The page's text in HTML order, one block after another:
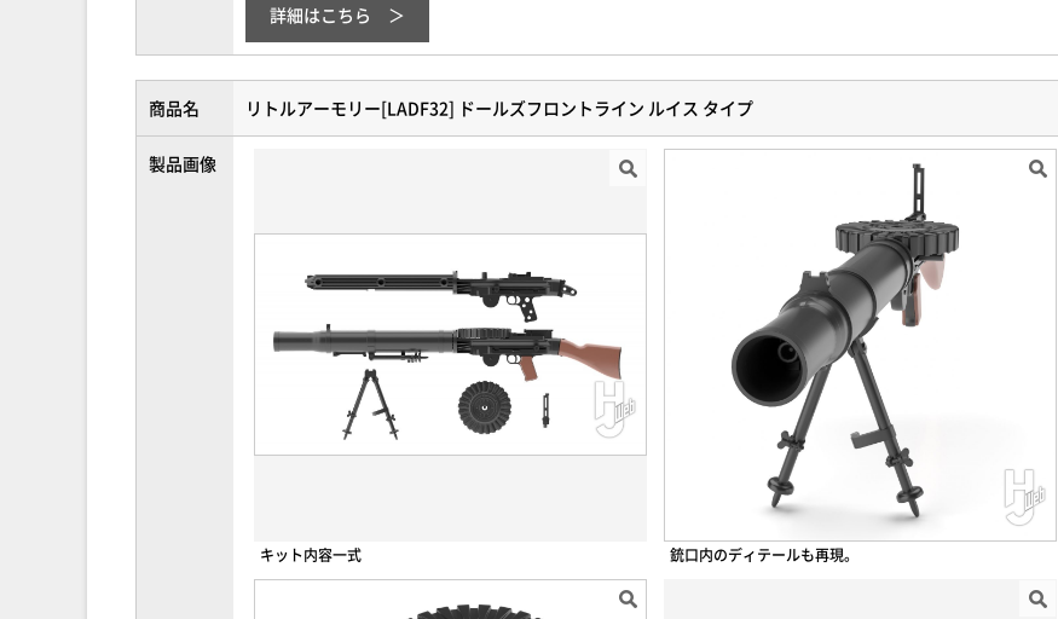
詳細はこちら
商品名 リトルアーモリー[LADF32] ドールズフロントライン ルイス タイプ
製品画像
キット内容一式 銃口内のディテールも再現。